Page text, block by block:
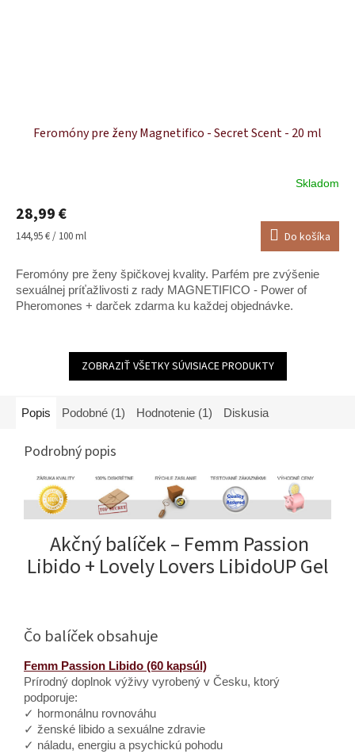
Feromóny pre ženy Magnetifico - Secret Scent - 20 ml
produktu
je
5
hviezdičiek.
Skladom
28,99 €
Jednotková
144,95 € / 100 ml Do košíka
Feromóny pre ženy špičkovej kvality. Parfém pre zvýšenie
sexuálnej príťažlivosti z rady MAGNETIFICO - Power of
Pheromones + darček zdarma ku každej objednávke.
ZOBRAZIŤ VŠETKY SÚVISIACE PRODUKTY
Popis Podobné (1) Hodnotenie (1) Diskusia
Podrobný popis
Akčný balíček – Femm Passion
Libido + Lovely Lovers LibidoUP Gel
Čo balíček obsahuje
Femm Passion Libido (60 kapsúl)
Prírodný doplnok výživy vyrobený v Česku, ktorý
podporuje:
✓ hormonálnu rovnováhu
✓ ženské libido a sexuálne zdravie
✓ náladu, energiu a psychickú pohodu